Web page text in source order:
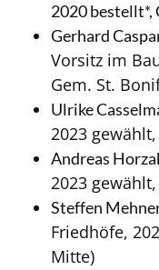
2020 bestellt*,
Gerhard
Vorsitz im
Gem. St.
Ulrike
2023
Andreas
2023
Steffen
Friedhöfe,
Mitte)